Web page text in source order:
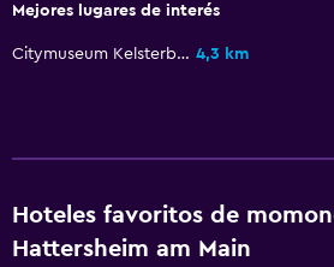
Mejores lugares de interés
Citymuseum Kelsterbach 4,3 km
Hoteles favoritos de
Hattersheim am Main